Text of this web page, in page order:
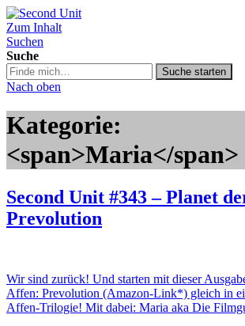
Second Unit
Zum Inhalt
Suchen
Suche
Suche
in
podcast.de/
Suche starten
Nach oben
Kategorie:
<span>Maria</span>
Second Unit #343 – Planet
Prevolution
Wir sind zurück! Und starten mit dieser
Affen: Prevolution (Amazon-Link*) gleich in
Affen-Trilogie! Mit dabei: Maria aka Die